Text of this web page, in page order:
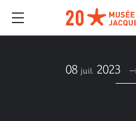
08 juil. 2023